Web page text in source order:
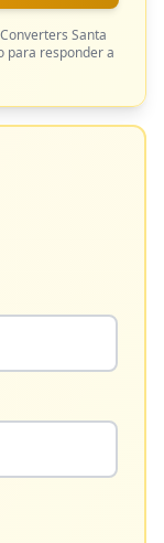
Santa
para responder a